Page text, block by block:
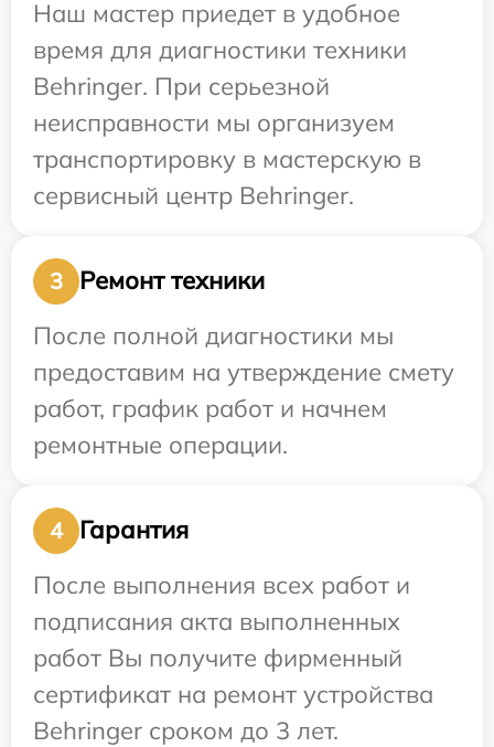
Наш мастер приедет в удобное
время для диагностики техники
Behringer. При серьезной
неисправности мы организуем
транспортировку в мастерскую в
сервисный центр Behringer.
3
Ремонт техники
После полной диагностики мы
предоставим на утверждение смету
работ, график работ и начнем
ремонтные операции.
4
Гарантия
После выполнения всех работ и
подписания акта выполненных
работ Вы получите фирменный
сертификат на ремонт устройства
Behringer сроком до 3 лет.